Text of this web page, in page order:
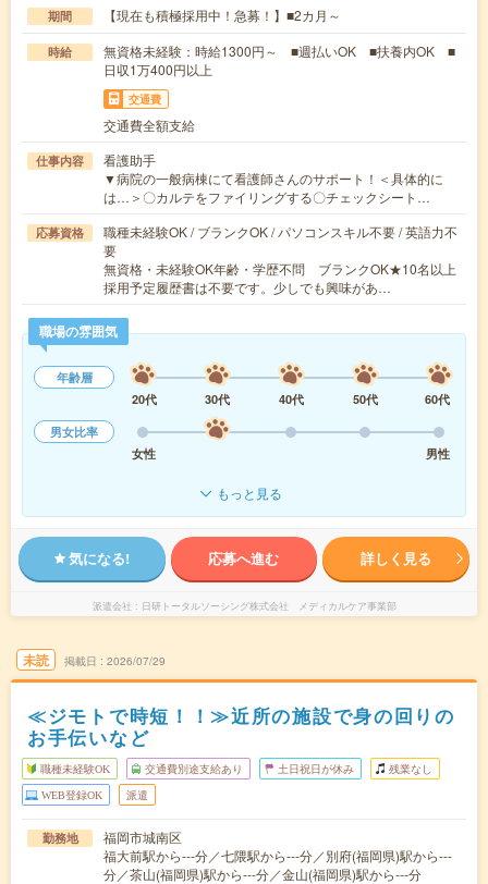
期間 【現在も積極採用中！急募！】■2カ月～
時給
無資格未経験：時給1300円～ ■週払いOK ■扶養内OK ■
日収1万400円以上
交通費
交通費全額支給
仕事内容
看護助手
▼病院の一般病棟にて看護師さんのサポート！＜具体的に
は…＞〇カルテをファイリングする〇チェックシート…
応募資格
職種未経験OK / ブランクOK / パソコンスキル不要 / 英語力不
要
無資格・未経験OK年齢・学歴不問 ブランクOK★10名以上
採用予定履歴書は不要です。少しでも興味があ…
職場の雰囲気
年齢層
20代
30代 40代 50代
60代
男女比率
女性
男性
もっと見る
気になる! 応募へ進む 詳しく見る
派遣会社 日研トータルソーシング株式会社 メディカルケア事業部
未読 掲載日 2026/07/29
≪ジモトで時短！！≫近所の施設で身の回りの
お手伝いなど
職種未経験OK 交通費別途支給あり 土日祝日が休み 残業なし
WEB登録OK 派遣
勤務地
福岡市城南区
福大前駅から---分／七隈駅から---分／別府(福岡県)駅から---
分／茶山(福岡県)駅から---分／金山(福岡県)駅から---分